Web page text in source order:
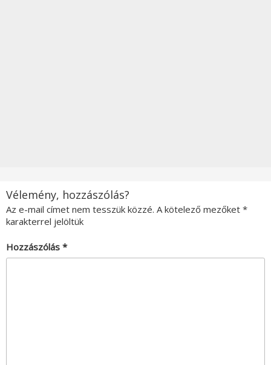
Vélemény, hozzászólás?
Az e-mail címet nem tesszük közzé. A kötelező mezőket *
karakterrel jelöltük
Hozzászólás *